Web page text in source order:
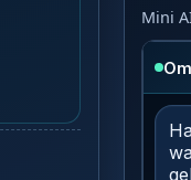
Mini